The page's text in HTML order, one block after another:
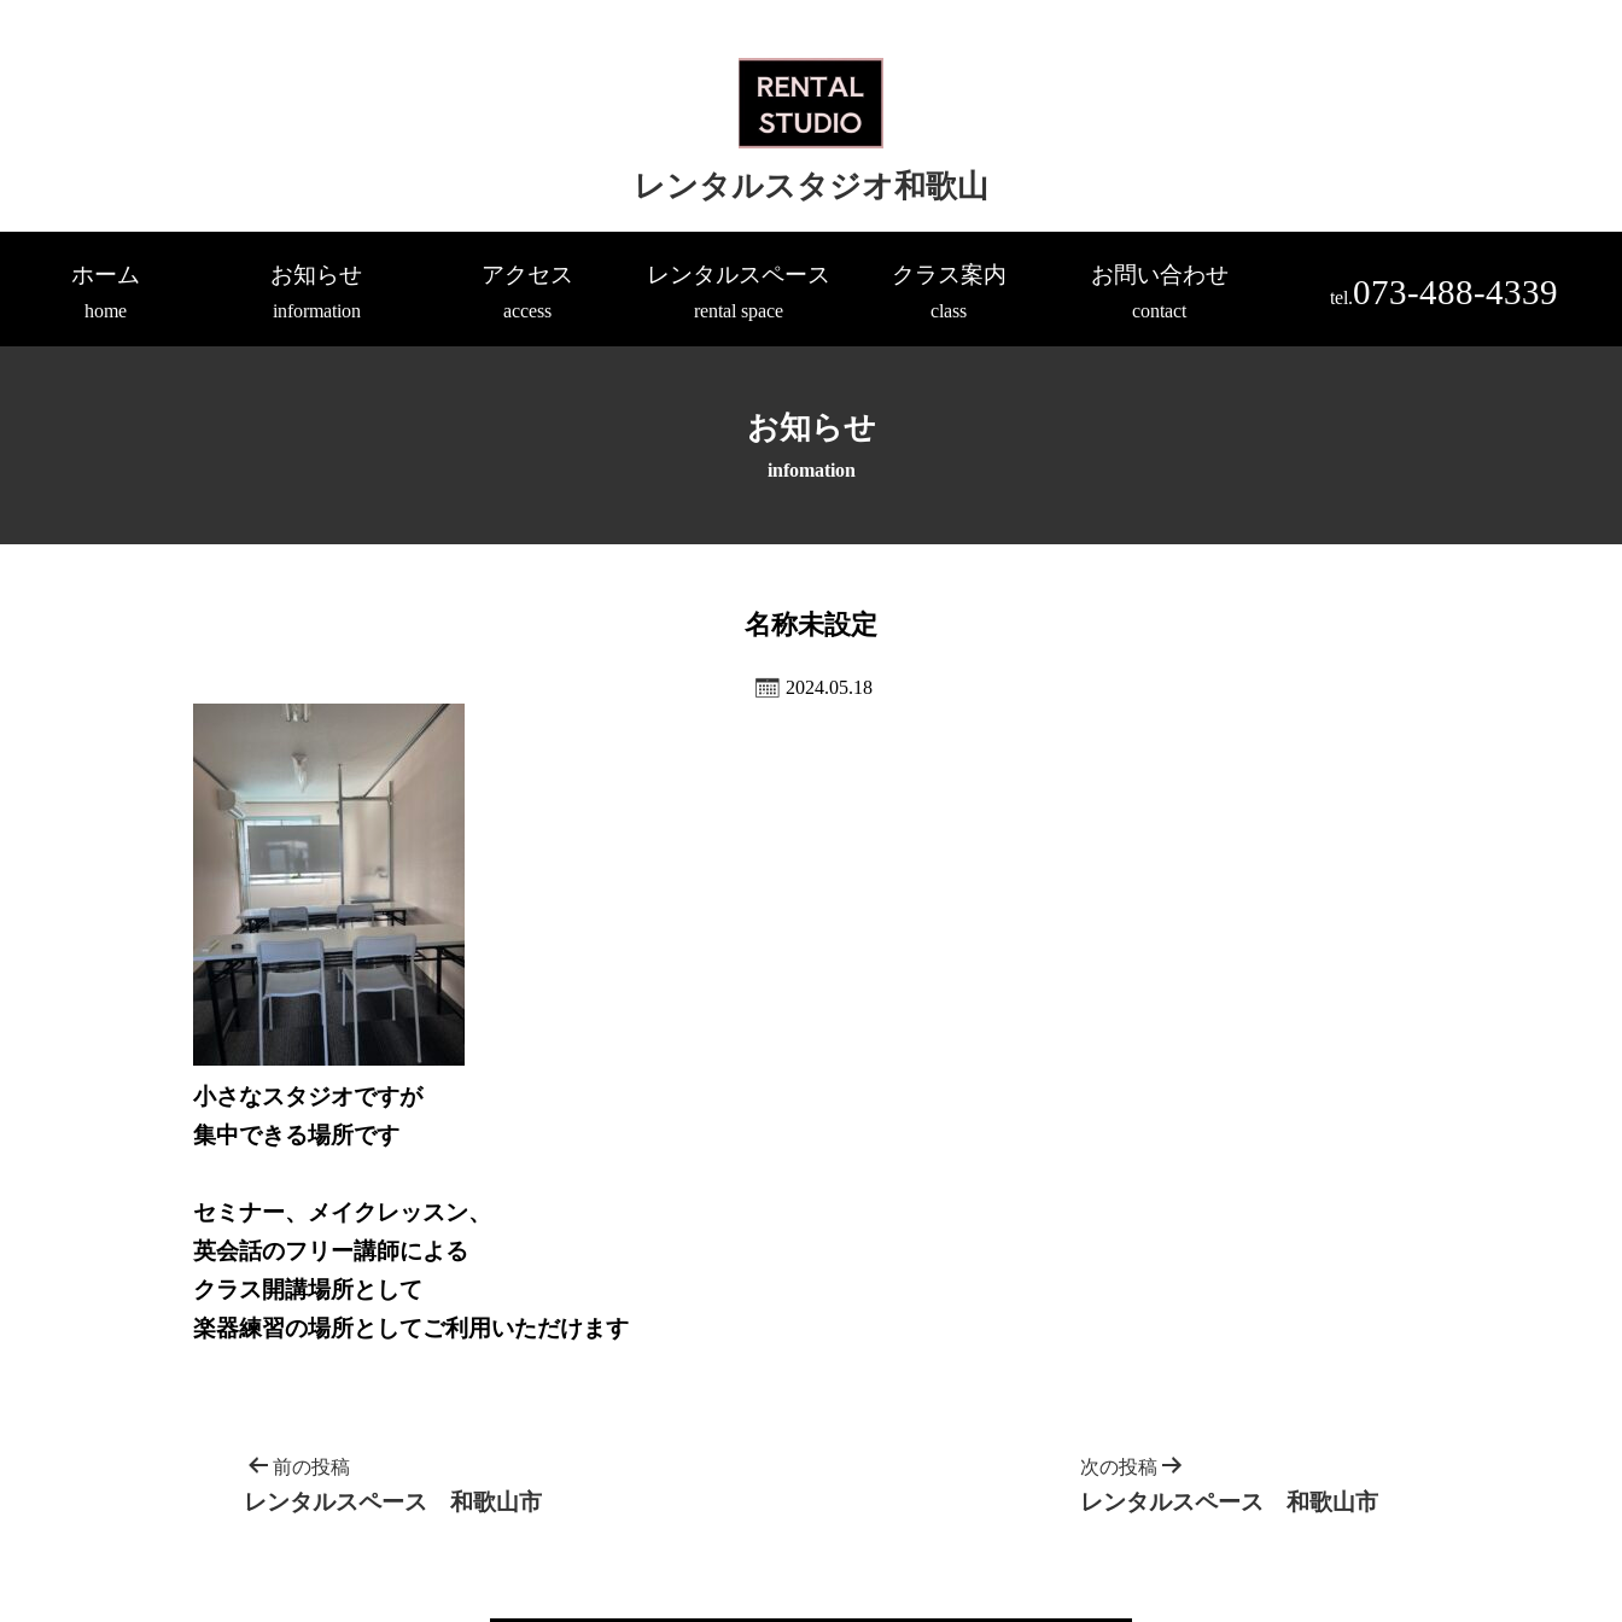
レンタルスタジオ和歌山
ホーム
home
お知らせ
information
アクセス
access
レンタルスペース
rental space
クラス案内
class
お問い合わせ
contact
tel.073-488-4339
お知らせ
infomation
名称未設定
2024.05.18
小さなスタジオですが
集中できる場所です
セミナー、メイクレッスン、
英会話のフリー講師による
クラス開講場所として
楽器練習の場所としてご利用いただけます
前の投稿
レンタルスペース 和歌山市
次の投稿
レンタルスペース 和歌山市